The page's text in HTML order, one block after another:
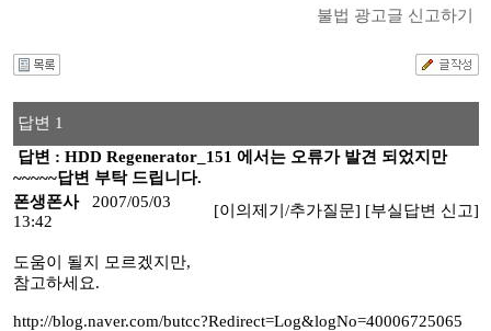
불법 광고글 신고하기
답변 1
답변 : HDD Regenerator_151 에서는 오류가 발견 되었지만
~~~~~답변 부탁 드립니다.
폰생폰사
2007/05/03
13:42
[이의제기/추가질문] [부실답변 신고]
도움이 될지 모르겠지만,
참고하세요.
http://blog.naver.com/butcc?Redirect=Log&logNo=40006725065